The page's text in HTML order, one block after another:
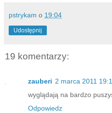
pstrykam o 19:04
Udostępnij
19 komentarzy:
zauberi 2 marca 2011
wyglądają na bardzo
Odpowiedz